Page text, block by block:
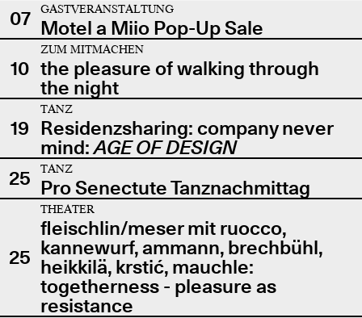
07
GASTVERANSTALTUNG
Motel a Miio Pop-Up Sale
10
ZUM MITMACHEN
the pleasure of walking through
the night
19
TANZ
Residenzsharing: company never
mind:AGE OF DESIGN
25
TANZ
Pro Senectute Tanznachmittag
25
THEATER
fleischlin/meser mit ruocco,
kannewurf, ammann, brechbühl,
heikkilä, krstić, mauchle:
togetherness - pleasure as
resistance